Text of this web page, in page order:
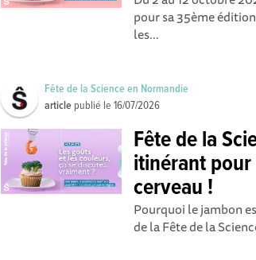
pour sa 35ème
les...
Fête de la Science en Normandie
article publié le16/07/2026
Fête de la
itinérant
cerveau !
Pourquoi le jambon
de la Fête de la